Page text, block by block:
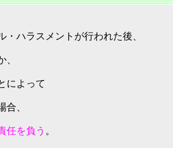
・ハラスメントが行われた後、
、
によって
合、
任を負う 。